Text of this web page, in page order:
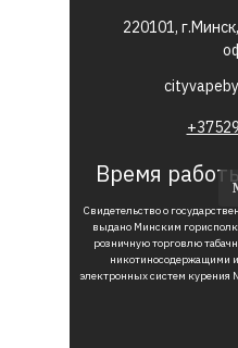
Свидетельство о
выдано Минским
розничную торговлю
никотиносодержащими
электронных систем
Время
220101,